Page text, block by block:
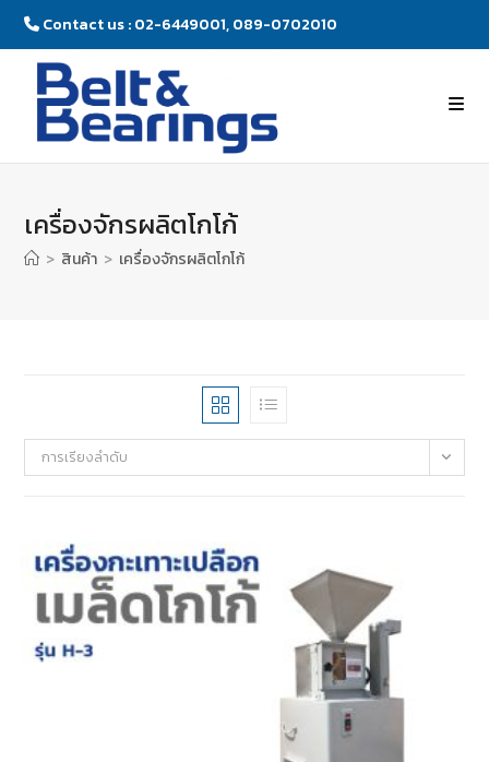
Contact us : 02-6449001, 089-0702010
เครื่องจักรผลิตโกโก้
> สินค้า > เครื่องจักรผลิตโกโก้
การเรียงลำดับ